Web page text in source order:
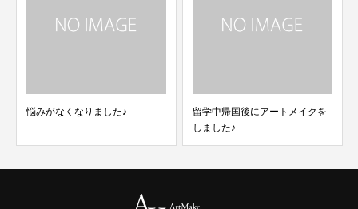
悩みがなくなりました♪
留学中帰国後にアートメイクを
しました♪